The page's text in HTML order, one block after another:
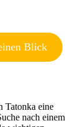
Blick
Tatonka eine
nach einem